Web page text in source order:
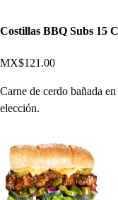
Costillas BBQ Subs 15
MX$121.00
Carne de cerdo bañada
elección.